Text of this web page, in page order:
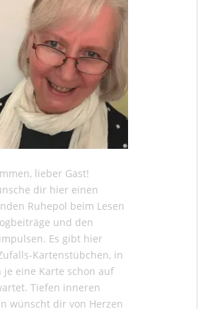
lieber Gast!
dir hier einen
Ruhepol beim Lesen
und den
. Es gibt hier
Kartenstübchen, in
je eine Karte schon auf
Tiefen inneren
wünscht dir von Herzen